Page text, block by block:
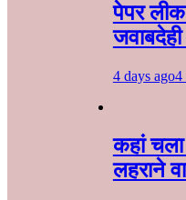
पेपर
4 days ago4
कहां
लहराने